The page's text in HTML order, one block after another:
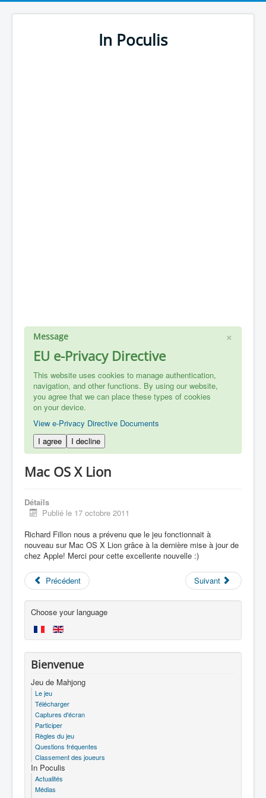
In Poculis
×
Message
EU e-Privacy Directive
This website uses cookies to manage authentication,
navigation, and other functions. By using our website,
you agree that we can place these types of cookies
on your device.
View e-Privacy Directive Documents
I agree
I decline
Mac OS X Lion
Détails
Publié le 17 octobre 2011
Richard Fillon nous a prévenu que le jeu fonctionnait à
nouveau sur Mac OS X Lion grâce à la dernière mise à jour de
chez Apple! Merci pour cette excellente nouvelle :)
Précédent Suivant
Choose your language
Bienvenue
Jeu de Mahjong
Le jeu
Télécharger
Captures d'écran
Participer
Règles du jeu
Questions fréquentes
Classement des joueurs
In Poculis
Actualités
Médias